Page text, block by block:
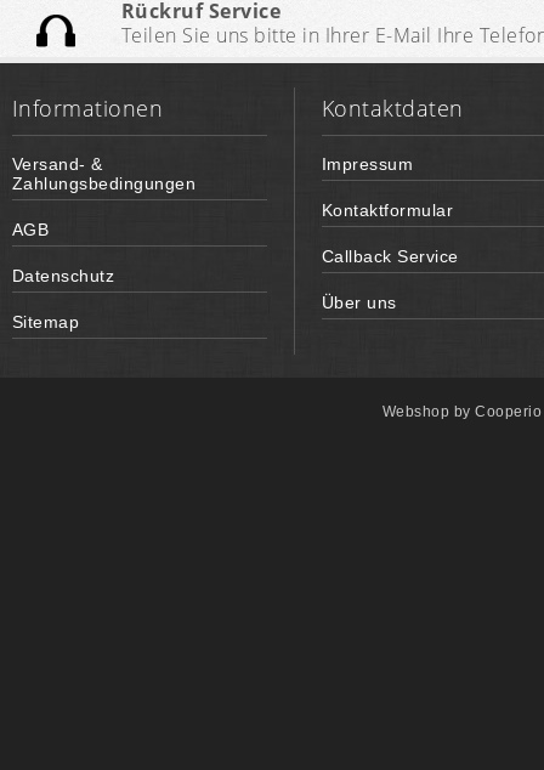
Rückruf Service
Teilen Sie uns bitte in Ihrer E-Mail Ihre
Informationen
Versand- &
Zahlungsbedingungen
AGB
Datenschutz
Sitemap
Kontaktdaten
Impressum
Kontaktformular
Callback Service
Über uns
Webshop by